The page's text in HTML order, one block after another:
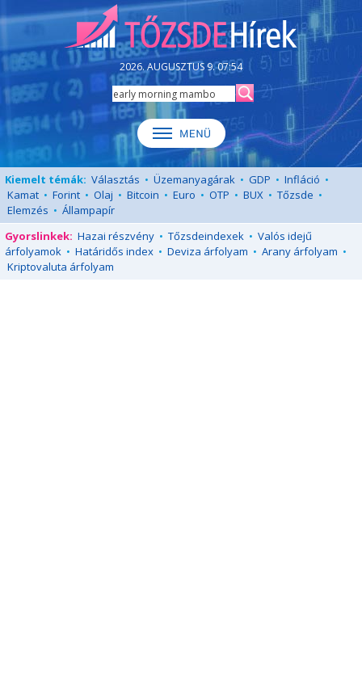
2026. AUGUSZTUS 9. 07:54
Kiemelt témák: Választás • Üzemanyagárak • GDP • Infláció •
Kamat • Forint • Olaj • Bitcoin • Euro • OTP • BUX • Tőzsde •
Elemzés • Állampapír
Gyorslinkek: Hazai részvény • Tőzsdeindexek • Valós idejű
árfolyamok • Határidős index • Deviza árfolyam • Arany árfolyam •
Kriptovaluta árfolyam